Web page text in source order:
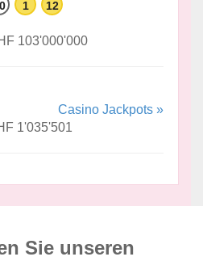
1 12
103'000'000
Casino Jackpots »
1'035'501
Sie unseren